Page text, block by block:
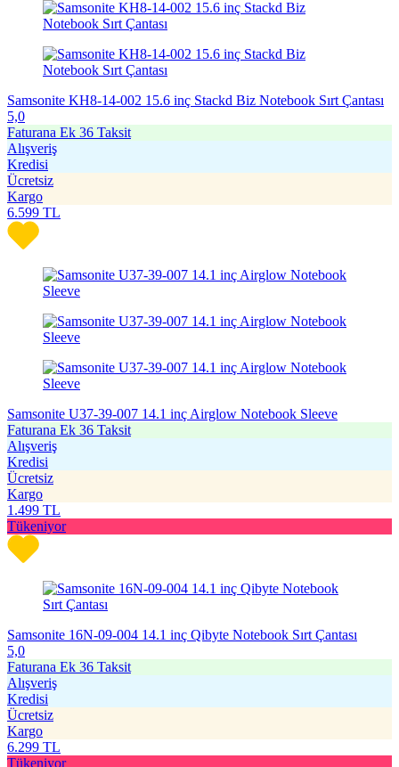
Samsonite KH8-14-002 15.6 inç Stackd Biz Notebook Sırt Çantası
5,0
Faturana Ek 36 Taksit
Alışveriş
Kredisi
Ücretsiz
Kargo
6.599 TL
Samsonite U37-39-007 14.1 inç Airglow Notebook Sleeve
Faturana Ek 36 Taksit
Alışveriş
Kredisi
Ücretsiz
Kargo
1.499 TL
Tükeniyor
Samsonite 16N-09-004 14.1 inç Qibyte Notebook Sırt Çantası
5,0
Faturana Ek 36 Taksit
Alışveriş
Kredisi
Ücretsiz
Kargo
6.299 TL
Tükeniyor